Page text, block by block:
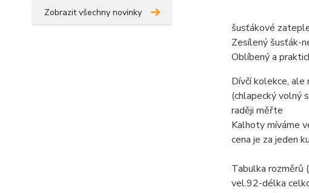
Zobrazit všechny novinky
šusťákové
Zesílený šusťák-
Oblíbený a
Dívčí kolekce,
(chlapecký volný
raději měřte
Kalhoty míváme
cena je za jeden
Tabulka rozměrů
vel.92-délka